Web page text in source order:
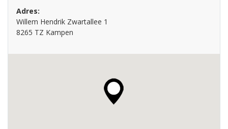
Adres:
Willem Hendrik Zwartallee 1
8265 TZ Kampen